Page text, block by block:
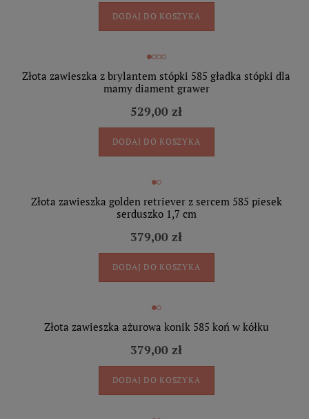
DODAJ DO KOSZYKA
Złota zawieszka z brylantem stópki 585 gładka stópki dla
mamy diament grawer
529,00 zł
DODAJ DO KOSZYKA
Złota zawieszka golden retriever z sercem 585 piesek
serduszko 1,7 cm
379,00 zł
DODAJ DO KOSZYKA
Złota zawieszka ażurowa konik 585 koń w kółku
379,00 zł
DODAJ DO KOSZYKA